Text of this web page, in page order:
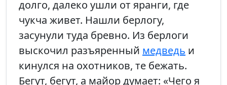
долго, далеко ушли от яранги, где
чукча живет. Нашли берлогу,
засунули туда бревно. Из берлоги
выскочил разъяренный медведь и
кинулся на охотников, те бежать.
Бегут, бегут, а майор думает: «Чего я